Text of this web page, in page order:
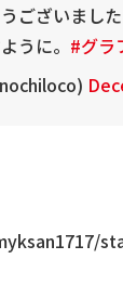
ございました
うに。 #グラ